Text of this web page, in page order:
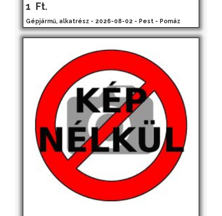
1 Ft.
Gépjármű, alkatrész - 2026-08-02 - Pest - Pomáz